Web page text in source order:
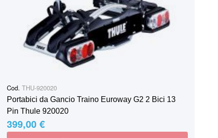
Cod. THU-920020
Portabici da Gancio Traino Euroway G2 2 Bici 13
Pin Thule 920020
399,00 €